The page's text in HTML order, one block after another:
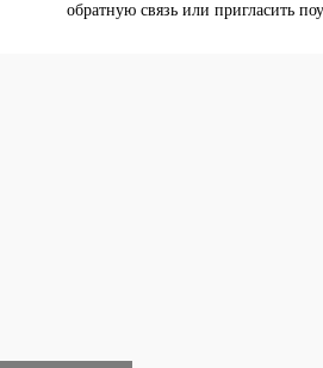
обратную связь или пригласить